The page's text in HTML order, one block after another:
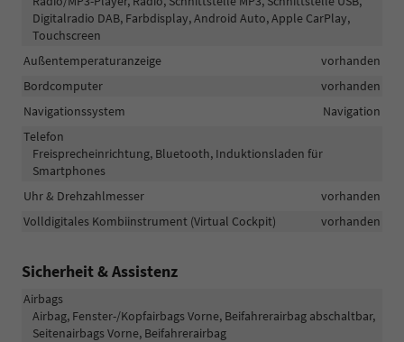
Digitalradio DAB, Farbdisplay, Android Auto, Apple CarPlay,
Touchscreen
Außentemperaturanzeige
vorhanden
Bordcomputer
vorhanden
Navigationssystem
Navigation
Telefon
Freisprecheinrichtung, Bluetooth, Induktionsladen für
Smartphones
Uhr & Drehzahlmesser
vorhanden
Volldigitales Kombiinstrument (Virtual Cockpit)
vorhanden
Sicherheit & Assistenz
Airbags
Airbag, Fenster-/Kopfairbags Vorne, Beifahrerairbag abschaltbar,
Seitenairbags Vorne, Beifahrerairbag